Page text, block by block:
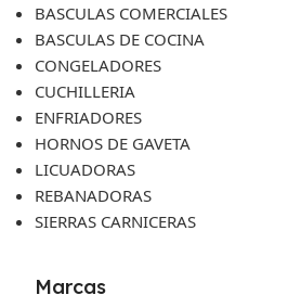
BASCULAS COMERCIALES
BASCULAS DE COCINA
CONGELADORES
CUCHILLERIA
ENFRIADORES
HORNOS DE GAVETA
LICUADORAS
REBANADORAS
SIERRAS CARNICERAS
Marcas